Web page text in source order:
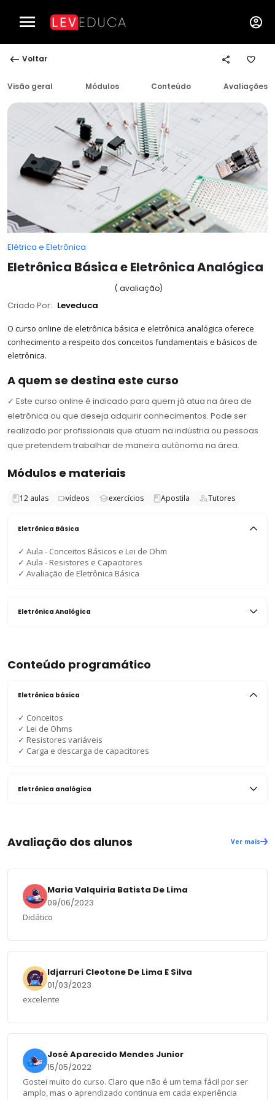
Voltar
Visão geral Módulos Conteúdo Avaliações
Elétrica e Eletrônica
Eletrônica Básica e Eletrônica Analógica
( avaliação)
Criado Por: Leveduca
O curso online de eletrônica básica e eletrônica analógica oferece
conhecimento a respeito dos conceitos fundamentais e básicos de
eletrônica.
A quem se destina este curso
✓ Este curso online é indicado para quem já atua na área de
eletrônica ou que deseja adquirir conhecimentos. Pode ser
realizado por profissionais que atuam na indústria ou pessoas
que pretendem trabalhar de maneira autônoma na área.
Módulos e materiais
12 aulas vídeos exercícios Apostila Tutores
Eletrônica Básica
✓ Aula - Conceitos Básicos e Lei de Ohm
✓ Aula - Resistores e Capacitores
✓ Avaliação de Eletrônica Básica
Eletrônica Analógica
Conteúdo programático
Eletrônica básica
✓ Conceitos
✓ Lei de Ohms
✓ Resistores variáveis
✓ Carga e descarga de capacitores
Eletrônica analógica
Avaliação dos alunos Ver mais
Maria Valquiria Batista De Lima
09/06/2023
Didático
Idjarruri Cleotone De Lima E Silva
01/03/2023
excelente
José Aparecido Mendes Junior
15/05/2022
Gostei muito do curso. Claro que não é um tema fácil por ser
amplo, mas o aprendizado continua em cada experiência